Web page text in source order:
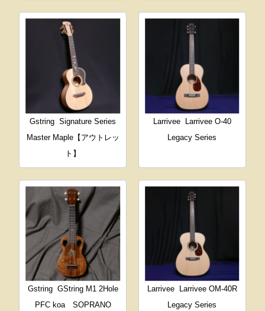
Gstring Signature Series
Master Maple【アウトレッ
ト】
Larrivee
Larrivee O-40
Legacy Series
Gstring GString M1 2Hole
PFC koa SOPRANO
Larrivee
Larrivee OM-40R
Legacy Series